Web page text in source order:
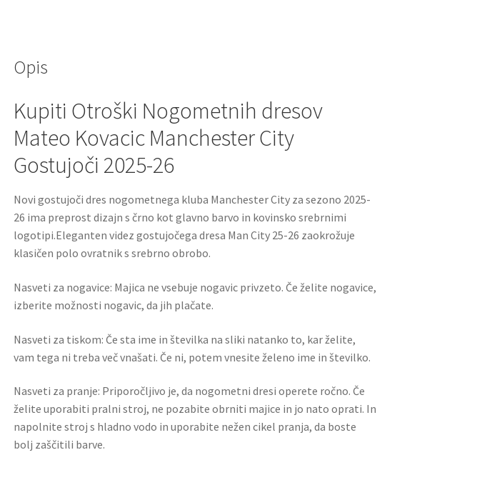
k
Opis
Kupiti Otroški Nogometnih dresov
Mateo Kovacic Manchester City
Gostujoči 2025-26
Novi gostujoči dres nogometnega kluba Manchester City za sezono 2025-
26 ima preprost dizajn s črno kot glavno barvo in kovinsko srebrnimi
logotipi.Eleganten videz gostujočega dresa Man City 25-26 zaokrožuje
klasičen polo ovratnik s srebrno obrobo.
Nasveti za nogavice: Majica ne vsebuje nogavic privzeto. Če želite nogavice,
izberite možnosti nogavic, da jih plačate.
Nasveti za tiskom: Če sta ime in številka na sliki natanko to, kar želite,
vam tega ni treba več vnašati. Če ni, potem vnesite želeno ime in številko.
Nasveti za pranje: Priporočljivo je, da nogometni dresi operete ročno. Če
želite uporabiti pralni stroj, ne pozabite obrniti majice in jo nato oprati. In
napolnite stroj s hladno vodo in uporabite nežen cikel pranja, da boste
bolj zaščitili barve.